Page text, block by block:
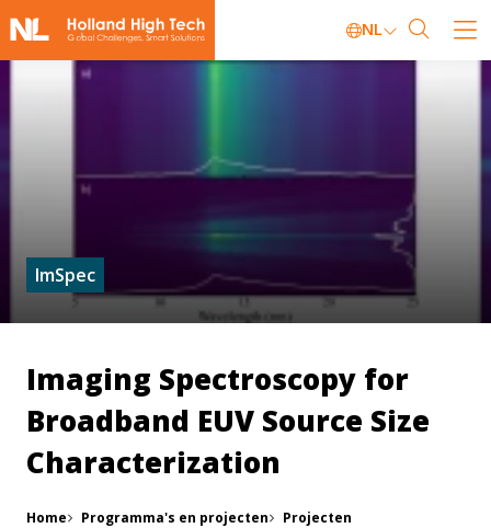
NL
ImSpec
Imaging Spectroscopy for
Broadband EUV Source Size
Characterization
Home Programma's en projecten
Projecten